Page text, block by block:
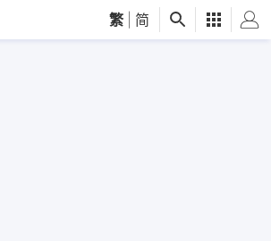
繁 简